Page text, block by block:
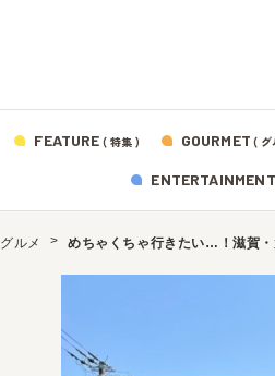
FEATURE ( 特集 ) GOURMET ( グ
ENTERTAINMENT
グルメ めちゃくちゃ行きたい…！滋賀